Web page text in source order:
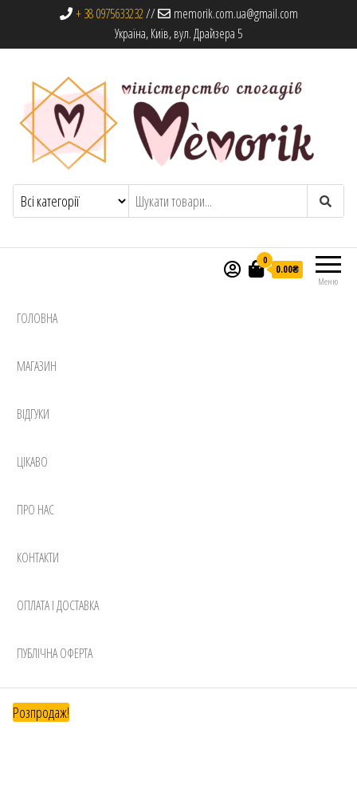
+ 38 0975633232//
memorik.com.ua@gmail.com
Україна, Київ, вул. Драйзера 5
Memorik
Меню
0
0.00₴
ГОЛОВНА
МАГАЗИН
ВІДГУКИ
ЦІКАВО
ПРО НАС
КОНТАКТИ
ОПЛАТА І ДОСТАВКА
ПУБЛІЧНА ОФЕРТА
Розпродаж!